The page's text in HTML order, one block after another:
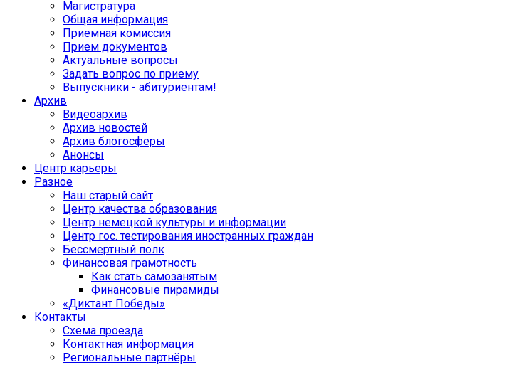
Магистратура
Общая информация
Приемная комиссия
Прием документов
Актуальные вопросы
Задать вопрос по приему
Выпускники - абитуриентам!
Архив
Видеоархив
Архив новостей
Архив блогосферы
Анонсы
Центр карьеры
Разное
Наш старый сайт
Центр качества образования
Центр немецкой культуры и информации
Центр гос. тестирования иностранных граждан
Бессмертный полк
Финансовая грамотность
Как стать самозанятым
Финансовые пирамиды
«Диктант Победы»
Контакты
Схема проезда
Контактная информация
Региональные партнёры